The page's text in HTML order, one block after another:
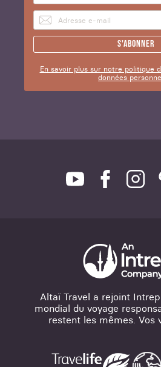
S'abonner
En savoir plus sur notre politique
données
Altaï Travel a rejoint
mondial du voyage
restent les mêmes. Vos